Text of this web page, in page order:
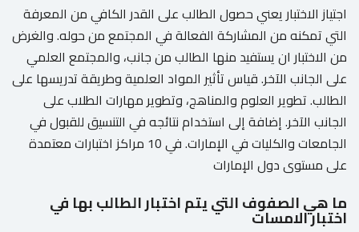
اجتياز الاختبار يعني حصول الطالب على القدر الكافي من المعرفة
التي تمكنه من المشاركة الفعالة في المجتمع من حوله. والغرض
من الاختبار ان يستفيد منها الطالب من جانب، والمجتمع العلمي
على الجانب الآخر. قياس تأثير المواد العلمية وطريقة تدريسها على
الطالب. تطوير العلوم والمناهج، وتطوير مهارات الطلاب على
الجانب الآخر. إضافة إلى استخدام نتائجه في التنسيق للقبول في
الجامعات والكليات في الإمارات. في 10 مراكز اختبارات معتمدة
على مستوى دول الإمارات
ما هي الصفوف التي يتم اختبار الطالب بها في
اختبار الامسات